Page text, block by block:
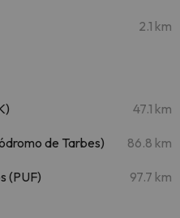
2.1 km
47.1 km
de Tarbes) 86.8 km
(PUF) 97.7 km